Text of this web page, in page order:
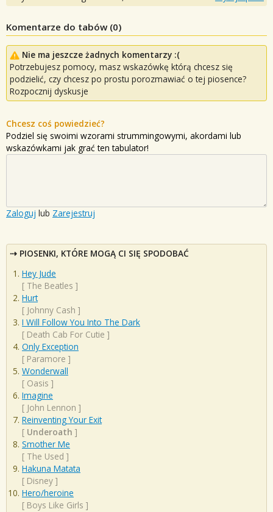
Komentarze do tabów (0)
Nie ma jeszcze żadnych komentarzy :(
Potrzebujesz pomocy, masz wskazówkę którą chcesz się
podzielić, czy chcesz po prostu porozmawiać o tej piosence?
Rozpocznij dyskusje
Chcesz coś powiedzieć?
Podziel się swoimi wzorami strummingowymi, akordami lub
wskazówkami jak grać ten tabulator!
Zaloguj lub Zarejestruj
PIOSENKI, KTÓRE MOGĄ CI SIĘ SPODOBAĆ
Hey Jude
[ The Beatles ]
Hurt
[ Johnny Cash ]
I Will Follow You Into The Dark
[ Death Cab For Cutie ]
Only Exception
[ Paramore ]
Wonderwall
[ Oasis ]
Imagine
[ John Lennon ]
Reinventing Your Exit
[ Underoath ]
Smother Me
[ The Used ]
Hakuna Matata
[ Disney ]
Hero/heroine
[ Boys Like Girls ]